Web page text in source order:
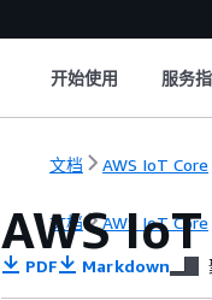
开始使用 服务
文档 AWS IoT Core
文档 AWS IoT Core
AWS
PDF Markdown